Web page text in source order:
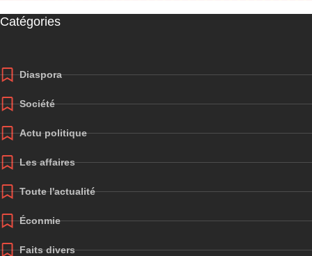
Catégories
Diaspora
Société
Actu politique
Les affaires
Toute l'actualité
Éconmie
Faits divers